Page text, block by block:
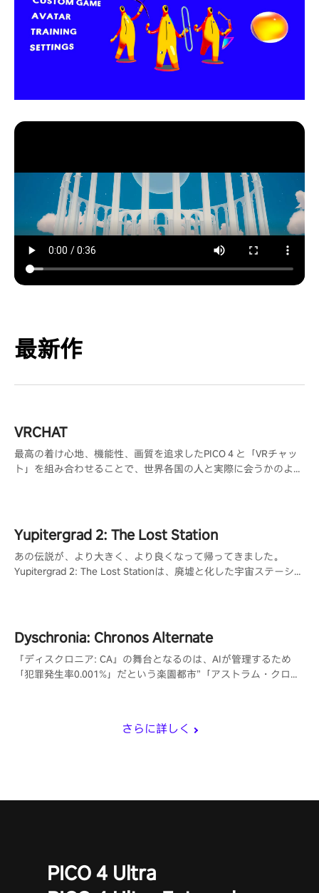
最新作
さらに詳しく
VRCHAT
最高の着け心地、機能性、画質を追求したPICO４と「VRチャッ
ト」を組み合わせることで、世界各国の人と実際に会うかのよう
Yupitergrad 2: The Lost Station
あの伝説が、より大きく、より良くなって帰ってきました。
Yupitergrad 2: The Lost Stationは、廃墟と化した宇宙ステーショ
Dyschronia: Chronos Alternate
『ディスクロニア: CA』の舞台となるのは、AIが管理するため
「犯罪発生率0.001%」だという楽園都市”「アストラム・クロー
PICO 4 Ultra